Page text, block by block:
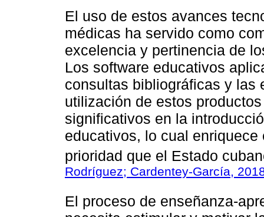
El uso de estos avances
médicas ha servido como
excelencia y pertinencia de
Los software educativos
consultas bibliográficas y las
utilización de estos
significativos en la
educativos, lo cual
prioridad que el Estado
Rodríguez; Cardentey-García,
El proceso de enseñanza-